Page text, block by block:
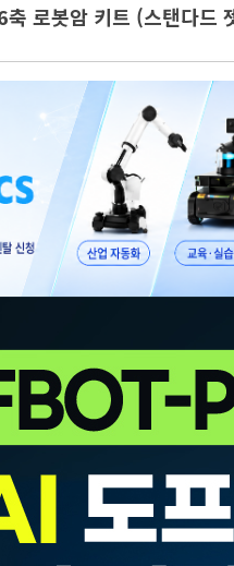
로봇암 키트 (스탠다드